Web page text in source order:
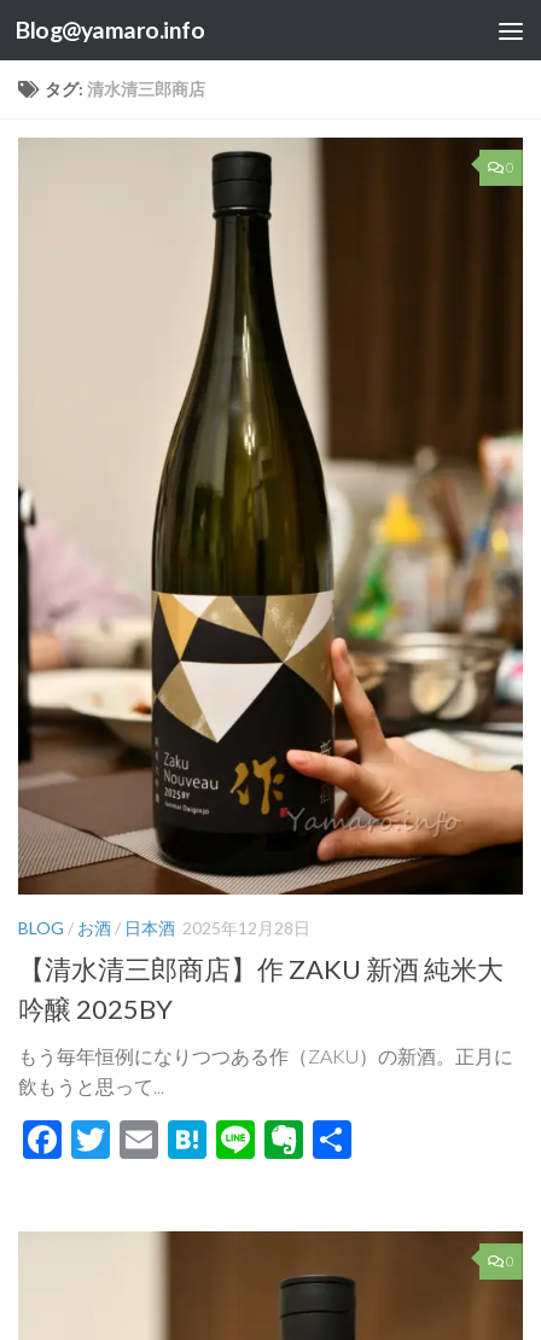
コンテンツへスキップ
Blog@yamaro.info
タグ: 清水清三郎商店
0
BLOG / お酒/ 日本酒 2025年12月28日
【清水清三郎商店】作 ZAKU 新酒 純米大
吟醸 2025BY
もう毎年恒例になりつつある作（ZAKU）の新酒。正月に
飲もうと思って...
Facebook
Twitter
EmailHatena
LineEvernote
0